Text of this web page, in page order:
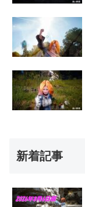
新着記事